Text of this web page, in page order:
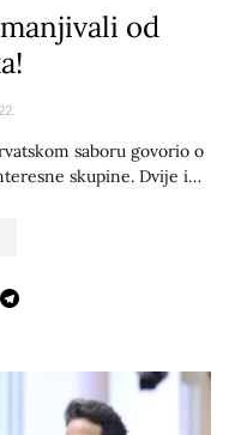
od
saboru govorio o
skupine. Dvije i…